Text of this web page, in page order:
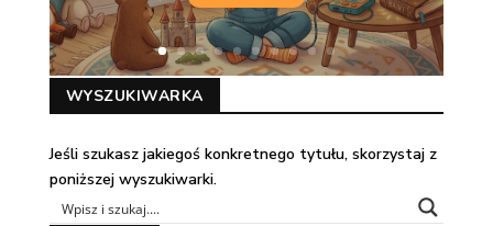
WYSZUKIWARKA
Jeśli szukasz jakiegoś konkretnego tytułu, skorzystaj z
poniższej wyszukiwarki.